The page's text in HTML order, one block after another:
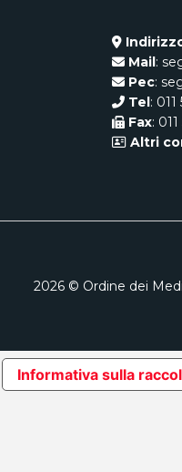
Mail :
Pec:
Tel : 011
Fax:
Altri
2026© Ordine dei
Informativa sulla